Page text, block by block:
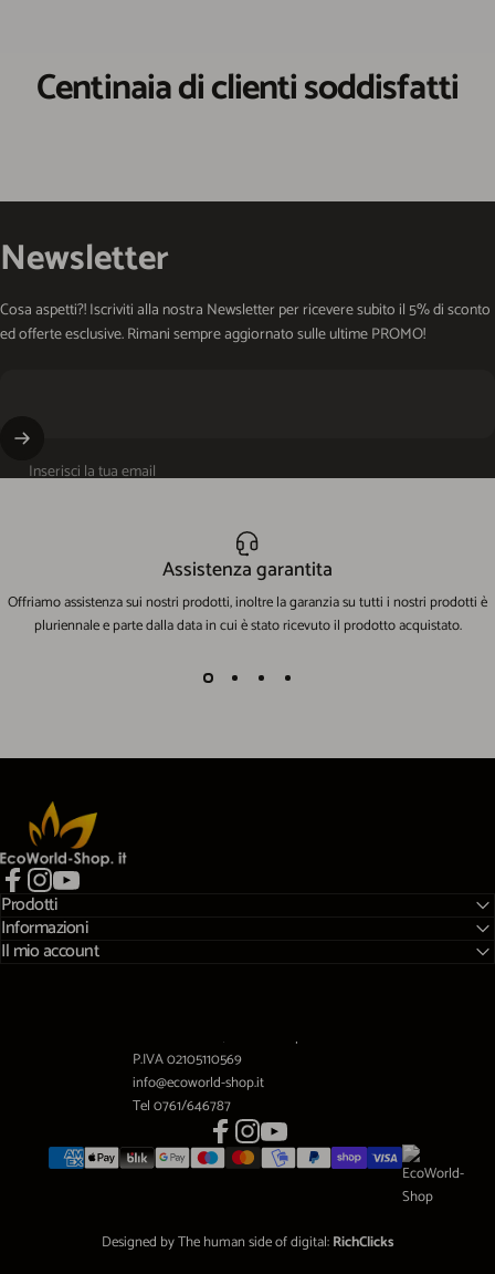
Centinaia di clienti soddisfatti
Newsletter
Cosa aspetti?! Iscriviti alla nostra Newsletter per ricevere subito il 5% di sconto
ed offerte esclusive. Rimani sempre aggiornato sulle ultime PROMO!
Inserisci la tua email
Assistenza garantita
Offriamo assistenza sui nostri prodotti, inoltre la garanzia su tutti i nostri prodotti è
pluriennale e parte dalla data in cui è stato ricevuto il prodotto acquistato.
EcoWorld-Shop
Facebook
Instagram
YouTube
Prodotti
Informazioni
Il mio account
Viale A.Gramsci,10 01032 Caprarola (VT)
P.IVA 02105110569
info@ecoworld-shop.it
Tel 0761/646787
Designed by The human side of digital:RichClicks
FacebookInstagram
YouTube